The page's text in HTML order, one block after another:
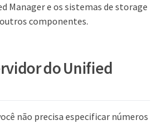
Manager e os sistemas de storage
componentes.
do Unified
não precisa especificar números